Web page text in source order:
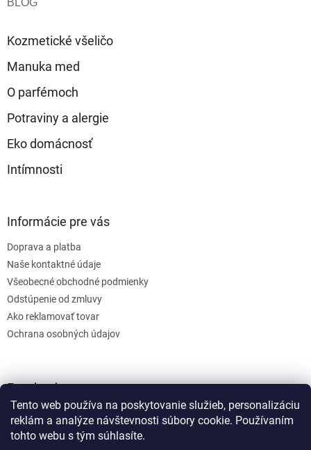
Tento web používa na poskytovanie služieb, personalizáciu
reklám a analýze návštevnosti súbory cookie. Používaním
tohto webu s tým súhlasíte.
Kozmetické všeličo
Manuka med
O parfémoch
Potraviny a alergie
Eko domácnosť
Intímnosti
Informácie pre vás
Doprava a platba
Naše kontaktné údaje
Všeobecné obchodné podmienky
Odstúpenie od zmluvy
Ako reklamovať tovar
Ochrana osobných údajov
Facebook